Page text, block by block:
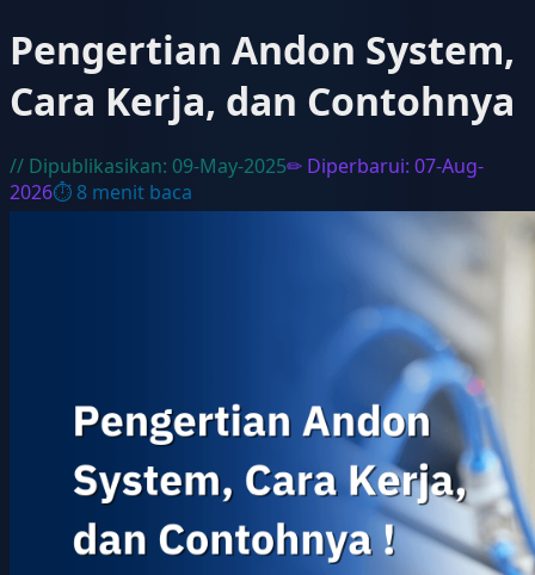
Pengertian Andon System,
Cara Kerja, dan Contohnya
// Dipublikasikan: 09-May-2025✏ Diperbarui: 07-Aug-
2026⏱ 8 menit baca